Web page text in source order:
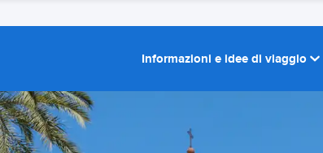
Informazioni e idee di viaggio